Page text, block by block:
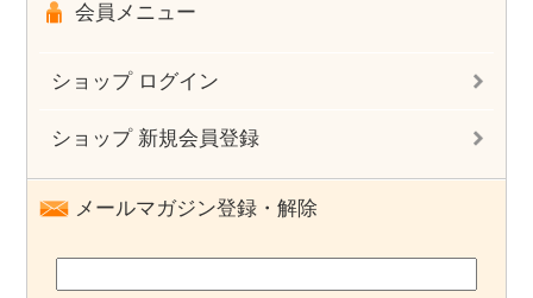
会員メニュー
ショップ ログイン
ショップ 新規会員登録
メールマガジン登録・解除